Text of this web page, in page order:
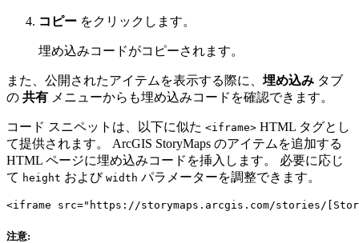
コピー をクリックします。
埋め込みコードがコピーされます。
また、公開されたアイテムを表示する際に、 埋め込み タブ
の 共有 メニューからも埋め込みコードを確認できます。
コード スニペットは、以下に似た <iframe> HTML タグとし
て提供されます。 ArcGIS StoryMaps のアイテムを追加する
HTML ページに埋め込みコードを挿入します。 必要に応じ
て height および width パラメーターを調整できます。
注意: